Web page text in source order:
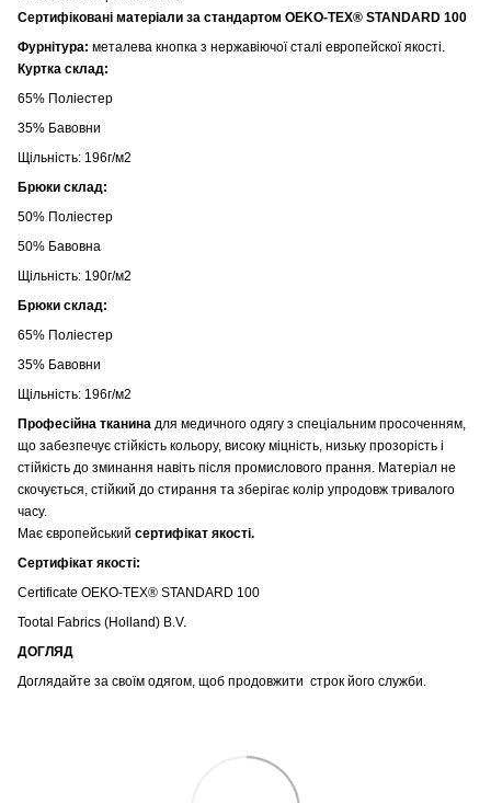
Сертифіковані матеріали за стандартом OEKO-TEX® STANDARD 100
Фурнітура: металева кнопка з нержавіючої сталі европейскої якості.
Куртка склад:
65% Поліестер
35% Бавовни
Щільність: 196г/м2
Брюки склад:
50% Поліестер
50% Бавовна
Щільність: 190г/м2
Брюки склад:
65% Поліестер
35% Бавовни
Щільність: 196г/м2
Професійна тканина для медичного одягу з спеціальним просоченням,
що забезпечує стійкість кольору, високу міцність, низьку прозорість і
стійкість до зминання навіть після промислового прання. Матеріал не
скочується, стійкий до стирання та зберігає колір упродовж тривалого
часу.
Має європейський сертифікат якості.
Сертифікат якості:
Certificate OEKO-TEX® STANDARD 100
Tootal Fabrics (Holland) B.V.
ДОГЛЯД
Доглядайте за своїм одягом, щоб продовжити строк його служби.